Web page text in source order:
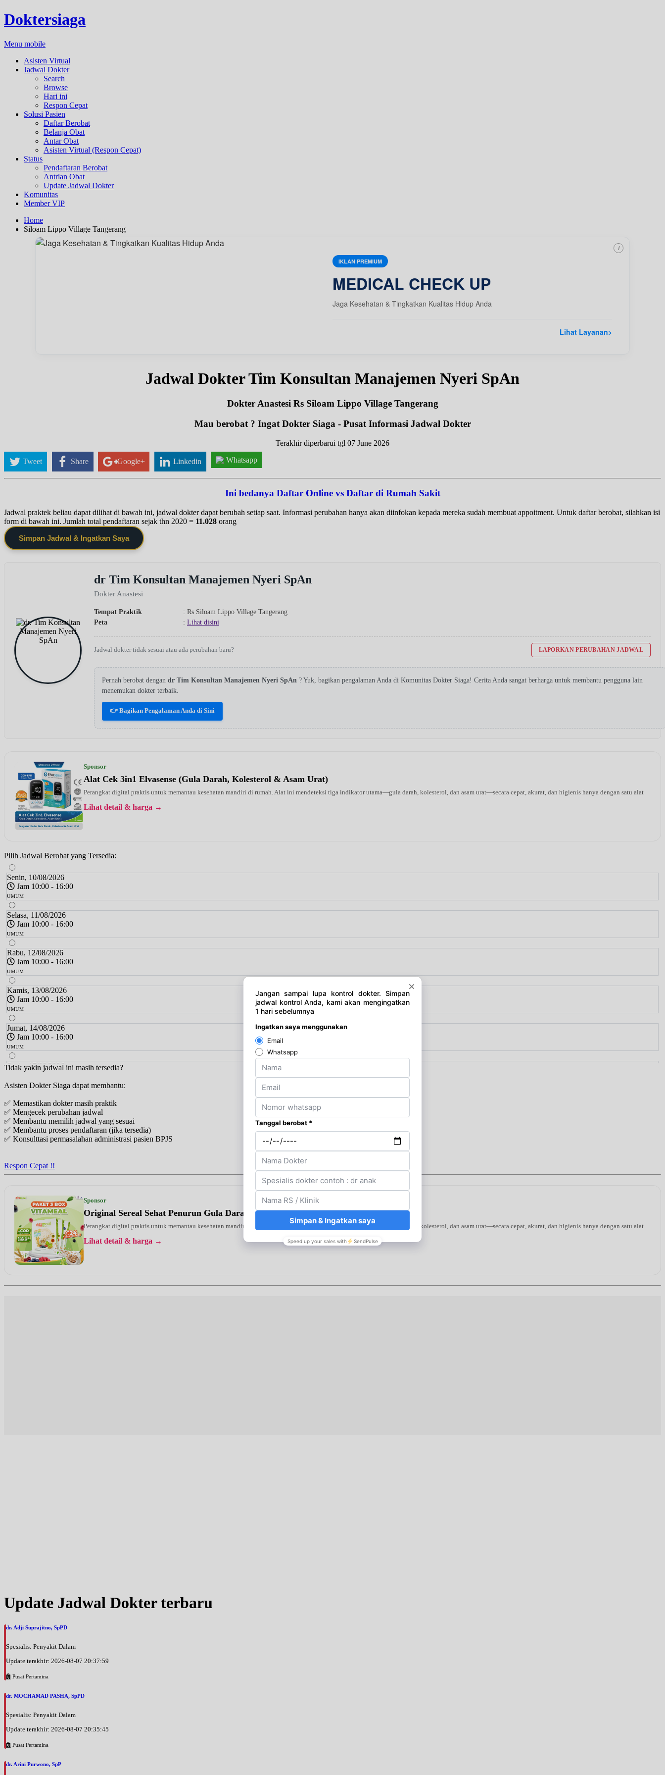
Doktersiaga
Menu mobile
Asisten Virtual
Jadwal Dokter
Search
Browse
Hari ini
Respon Cepat
Solusi Pasien
Daftar Berobat
Belanja Obat
Antar Obat
Asisten Virtual (Respon Cepat)
Status
Pendaftaran Berobat
Antrian Obat
Update Jadwal Dokter
Komunitas
Member VIP
Home
Siloam Lippo Village Tangerang
IKLAN PREMIUM
MEDICAL CHECK UP
Jaga Kesehatan & Tingkatkan Kualitas Hidup Anda
Lihat Layanan>
i
Jadwal Dokter Tim Konsultan Manajemen Nyeri SpAn
Dokter Anastesi Rs Siloam Lippo Village Tangerang
Mau berobat ? Ingat Dokter Siaga - Pusat Informasi Jadwal Dokter
Terakhir diperbarui tgl 07 June 2026
Tweet Share Google+ Linkedin Whatsapp
Ini bedanya Daftar Online vs Daftar di Rumah Sakit
Jadwal praktek beliau dapat dilihat di bawah ini, jadwal dokter dapat berubah setiap saat. Informasi perubahan hanya akan diinfokan kepada mereka sudah membuat appoitment. Untuk daftar berobat, silahkan isi
form di bawah ini. Jumlah total pendaftaran sejak thn 2020 = 11.028 orang
Simpan Jadwal & Ingatkan Saya
dr Tim Konsultan Manajemen Nyeri SpAn
Dokter Anastesi
Tempat Praktik
: Rs Siloam Lippo Village Tangerang
Peta
: Lihat disini
Jadwal dokter tidak sesuai atau ada perubahan baru? LAPORKAN PERUBAHAN JADWAL
Pernah berobat dengan dr Tim Konsultan Manajemen Nyeri SpAn ? Yuk, bagikan pengalaman Anda di Komunitas Dokter Siaga! Cerita Anda sangat berharga untuk membantu pengguna lain
menemukan dokter terbaik.
👉 Bagikan Pengalaman Anda di Sini
Sponsor
Alat Cek 3in1 Elvasense (Gula Darah, Kolesterol & Asam Urat)
Perangkat digital praktis untuk memantau kesehatan mandiri di rumah. Alat ini mendeteksi tiga indikator utama—gula darah, kolesterol, dan asam urat—secara cepat, akurat, dan higienis hanya dengan satu alat
Lihat detail & harga →
Pilih Jadwal Berobat yang Tersedia:
Senin, 10/08/2026
Jam 10:00 - 16:00
UMUM
Selasa, 11/08/2026
Jam 10:00 - 16:00
UMUM
Rabu, 12/08/2026
Jam 10:00 - 16:00
UMUM
Kamis, 13/08/2026
Jam 10:00 - 16:00
UMUM
Jumat, 14/08/2026
Jam 10:00 - 16:00
UMUM
Senin, 17/08/2026
Jam 10:00 - 16:00
UMUM
Selasa, 18/08/2026
Jam 10:00 - 16:00
UMUM
Rabu, 19/08/2026
UMUM
Jumat, 21/08/2026
Jam 10:00 - 16:00
UMUM
Senin, 24/08/2026
Jam 10:00 - 16:00
Jam 10:00 - 16:00
UMUM
Tidak yakin jadwal ini masih tersedia?
Asisten Dokter Siaga dapat membantu:
✅ Memastikan dokter masih praktik
✅ Mengecek perubahan jadwal
✅ Membantu memilih jadwal yang sesuai
✅ Membantu proses pendaftaran (jika tersedia)
✅ Konsulttasi permasalahan administrasi pasien BPJS
Respon Cepat !!
Sponsor
Original Sereal Sehat Penurun Gula Darah Tanpa Efek Samping
Perangkat digital praktis untuk memantau kesehatan mandiri di rumah. Alat ini mendeteksi tiga indikator utama—gula darah, kolesterol, dan asam urat—secara cepat, akurat, dan higienis hanya dengan satu alat
Lihat detail & harga →
Update Jadwal Dokter terbaru
dr. Adji Suprajitno, SpPD
Spesialis: Penyakit Dalam
Update terakhir: 2026-08-07 20:37:59
Pusat Pertamina
dr. MOCHAMAD PASHA, SpPD
Spesialis: Penyakit Dalam
Update terakhir: 2026-08-07 20:35:45
Pusat Pertamina
dr. Arini Purwono, SpP